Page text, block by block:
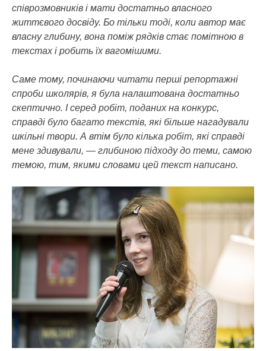
співрозмовників і мати достатньо власного
життєвого досвіду. Бо тільки тоді, коли автор має
власну глибину, вона поміж рядків стає помітною в
текстах і робить їх вагомішими.
Саме тому, починаючи читати перші репортажні
спроби школярів, я була налаштована достатньо
скептично. І серед робіт, поданих на конкурс,
справді було багато текстів, які більше нагадували
шкільні твори. А втім було кілька робіт, які справді
мене здивували, — глибиною підходу до теми, самою
темою, тим, якими словами цей текст написано.